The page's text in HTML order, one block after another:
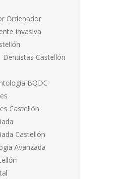
Ordenador
Invasiva
Dentistas Castellón
BQDC
Castellón
Castellón
Avanzada